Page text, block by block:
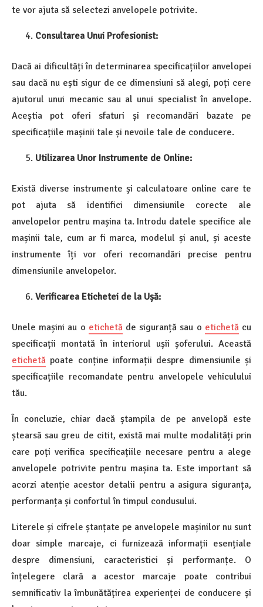
te vor ajuta să selectezi anvelopele potrivite.
Consultarea Unui Profesionist:
Dacă ai dificultăți în determinarea specificațiilor anvelopei
sau dacă nu ești sigur de ce dimensiuni să alegi, poți cere
ajutorul unui mecanic sau al unui specialist în anvelope.
Aceștia pot oferi sfaturi și recomandări bazate pe
specificațiile mașinii tale și nevoile tale de conducere.
Utilizarea Unor Instrumente de Online:
Există diverse instrumente și calculatoare online care te
pot ajuta să identifici dimensiunile corecte ale
anvelopelor pentru mașina ta. Introdu datele specifice ale
mașinii tale, cum ar fi marca, modelul și anul, și aceste
instrumente îți vor oferi recomandări precise pentru
dimensiunile anvelopelor.
Verificarea Etichetei de la Ușă:
Unele mașini au o etichetăde siguranță sau o etichetăcu
specificații montată în interiorul ușii șoferului. Această
etichetă poate conține informații despre dimensiunile și
specificațiile recomandate pentru anvelopele vehiculului
tău.
În concluzie, chiar dacă ștampila de pe anvelopă este
ștearsă sau greu de citit, există mai multe modalități prin
care poți verifica specificațiile necesare pentru a alege
anvelopele potrivite pentru mașina ta. Este important să
acorzi atenție acestor detalii pentru a asigura siguranța,
performanța și confortul în timpul condusului.
Literele și cifrele ștanțate pe anvelopele mașinilor nu sunt
doar simple marcaje, ci furnizează informații esențiale
despre dimensiuni, caracteristici și performanțe. O
înțelegere clară a acestor marcaje poate contribui
semnificativ la îmbunătățirea experienței de conducere și